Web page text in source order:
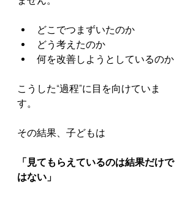
どこでつまずいたのか
どう考えたのか
何を改善しようとしているのか
こうした“過程”に目を向けていま
す。
その結果、子どもは
「見てもらえているのは結果だけで
はない」